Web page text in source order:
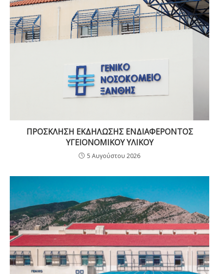
ΠΡΟΣΚΛΗΣΗ ΕΚΔΗΛΩΣΗΣ ΕΝΔΙΑΦΕΡΟΝΤΟΣ
ΥΓΕΙΟΝΟΜΙΚΟΥ ΥΛΙΚΟΥ
5 Αυγούστου 2026